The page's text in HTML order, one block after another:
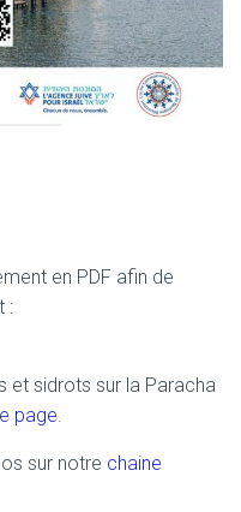
en PDF afin de
:
et sidrots sur la Paracha
page.
sur notre chaine